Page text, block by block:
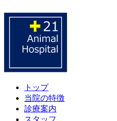
トップ
当院の特徴
診療案内
スタッフ